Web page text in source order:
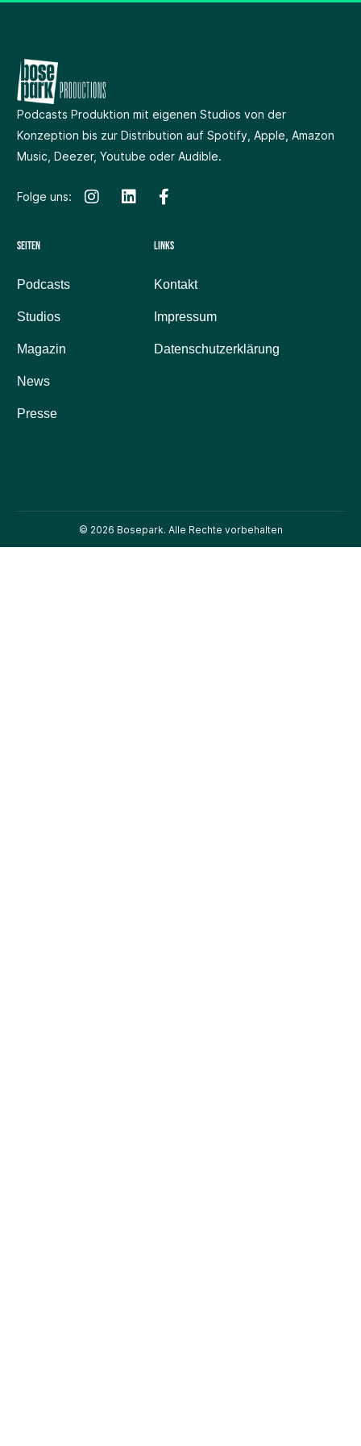
Podcasts Produktionmit eigenen Studiosvon der
Konzeption bis zur Distribution auf Spotify, Apple, Amazon
Music, Deezer, Youtube oder Audible.
Folge uns:
Seiten
Podcasts
Studios
Magazin
News
Presse
Links
Kontakt
Impressum
Datenschutzerklärung
© 2026 Bosepark. Alle Rechte vorbehalten